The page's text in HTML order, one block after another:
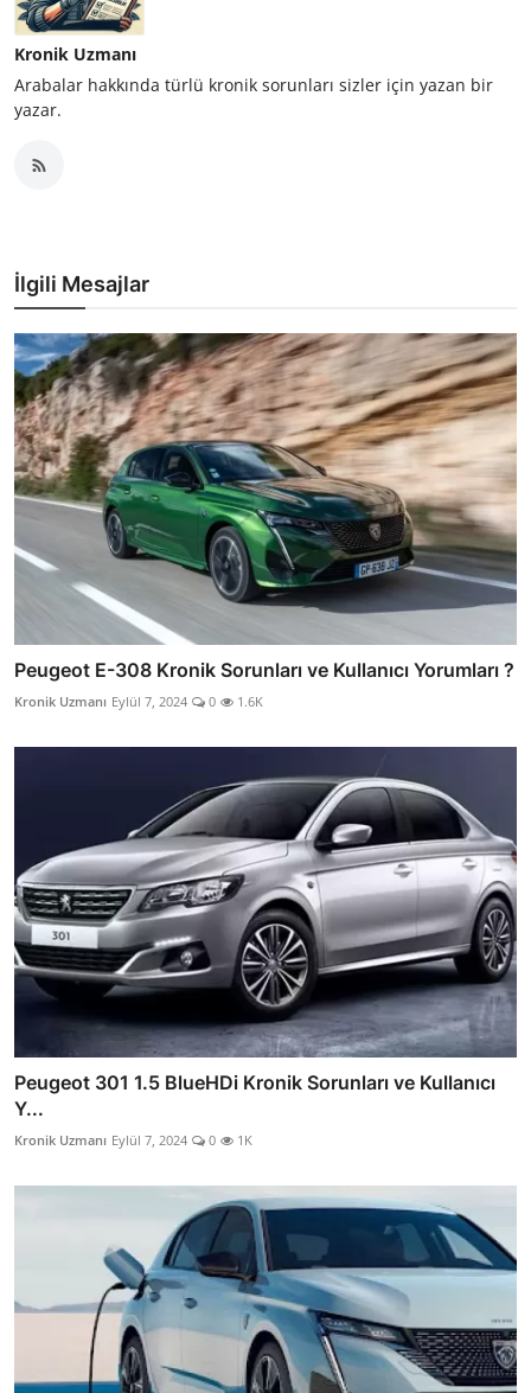
Kronik Uzmanı
Arabalar hakkında türlü kronik sorunları sizler için yazan bir
yazar.
İlgili Mesajlar
Peugeot E-308 Kronik Sorunları ve Kullanıcı Yorumları ?
Kronik Uzmanı Eylül 7, 2024 0 1.6K
Peugeot 301 1.5 BlueHDi Kronik Sorunları ve Kullanıcı
Y...
Kronik Uzmanı Eylül 7, 2024 0 1K